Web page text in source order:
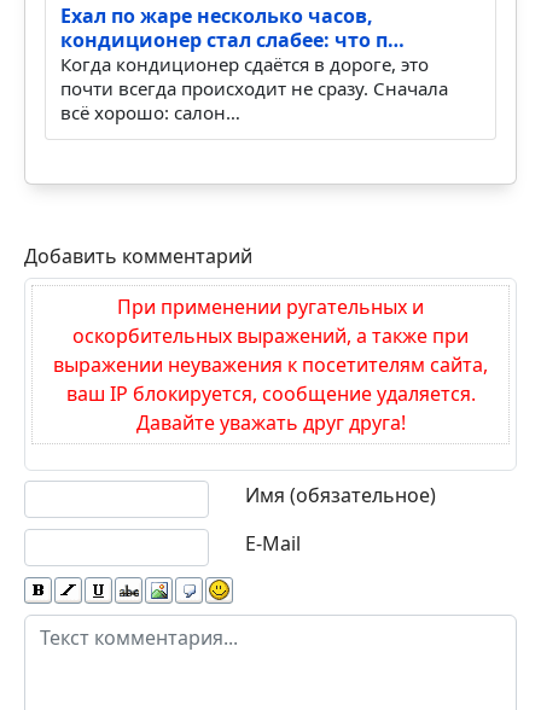
Ехал по жаре несколько часов,
кондиционер стал слабее: что п…
Когда кондиционер сдаётся в дороге, это
почти всегда происходит не сразу. Сначала
всё хорошо: салон…
Добавить комментарий
При применении ругательных и
оскорбительных выражений, а также при
выражении неуважения к посетителям сайта,
ваш IP блокируется, сообщение удаляется.
Давайте уважать друг друга!
Имя (обязательное)
E-Mail